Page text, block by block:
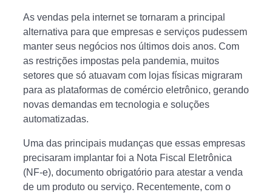
As vendas pela internet se tornaram a principal
alternativa para que empresas e serviços pudessem
manter seus negócios nos últimos dois anos. Com
as restrições impostas pela pandemia, muitos
setores que só atuavam com lojas físicas migraram
para as plataformas de comércio eletrônico, gerando
novas demandas em tecnologia e soluções
automatizadas.
Uma das principais mudanças que essas empresas
precisaram implantar foi a Nota Fiscal Eletrônica
(NF-e), documento obrigatório para atestar a venda
de um produto ou serviço. Recentemente, com o